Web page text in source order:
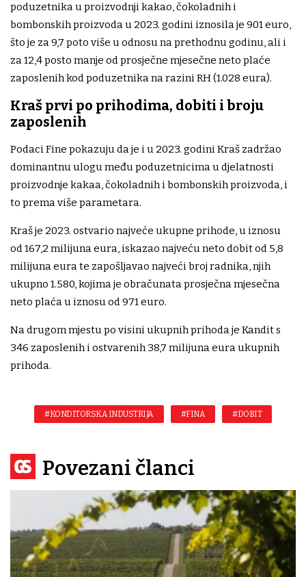
poduzetnika u proizvodnji kakao, čokoladnih i
bombonskih proizvoda u 2023. godini iznosila je 901 euro,
što je za 9,7 poto više u odnosu na prethodnu godinu, ali i
za 12,4 posto manje od prosječne mjesečne neto plaće
zaposlenih kod poduzetnika na razini RH (1.028 eura).
Kraš prvi po prihodima, dobiti i broju
zaposlenih
Podaci Fine pokazuju da je i u 2023. godini Kraš zadržao
dominantnu ulogu među poduzetnicima u djelatnosti
proizvodnje kakaa, čokoladnih i bombonskih proizvoda, i
to prema više parametara.
Kraš je 2023. ostvario najveće ukupne prihode, u iznosu
od 167,2 milijuna eura, iskazao najveću neto dobit od 5,8
milijuna eura te zapošljavao najveći broj radnika, njih
ukupno 1.580, kojima je obračunata prosječna mjesečna
neto plaća u iznosu od 971 euro.
Na drugom mjestu po visini ukupnih prihoda je Kandit s
346 zaposlenih i ostvarenih 38,7 milijuna eura ukupnih
prihoda.
#KONDITORSKA INDUSTRIJA #FINA #DOBIT
Povezani članci